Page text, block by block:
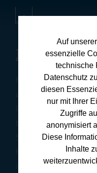
Auf
essenzielle
technische
Datenschutz
diesen
nur mit Ihrer
Zugriffe
anonymisiert
Diese
Inhalte
Kanzleiblog
Hier finden Sie
aktuellen
Ihre
bieten Ihnen wertvolle
Steuererklärung
halten Sie stets auf
im Steuerrecht und